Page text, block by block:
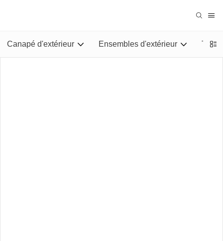
Canapé d'extérieur Ensembles d'extérieur